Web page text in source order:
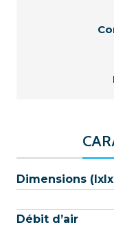
Dimensions
Débit d’air